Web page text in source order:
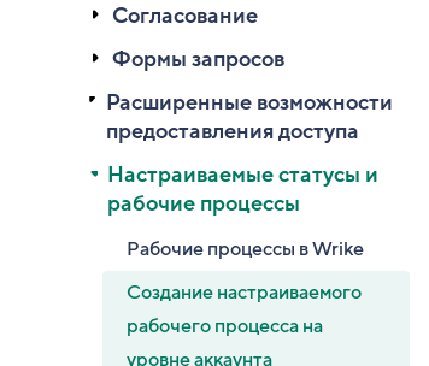
Согласование
Формы запросов
Расширенные возможности
предоставления доступа
Настраиваемые статусы и
рабочие процессы
Рабочие процессы в Wrike
Создание настраиваемого
рабочего процесса на
уровне аккаунта